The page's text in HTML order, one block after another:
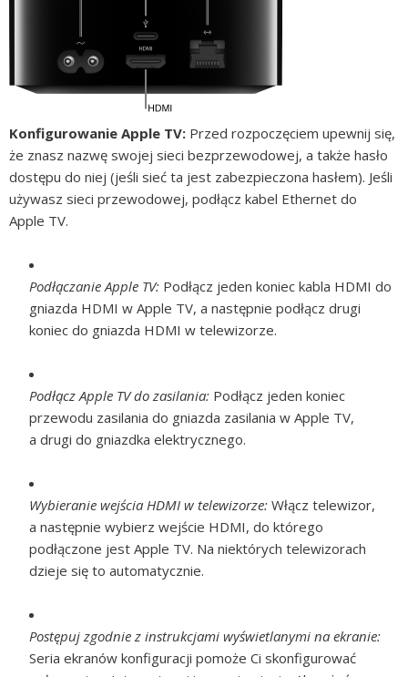
Konfigurowanie Apple TV: Przed rozpoczęciem upewnij się,
że znasz nazwę swojej sieci bezprzewodowej, a także hasło
dostępu do niej (jeśli sieć ta jest zabezpieczona hasłem). Jeśli
używasz sieci przewodowej, podłącz kabel Ethernet do
Apple TV.
Podłączanie Apple TV: Podłącz jeden koniec kabla HDMI do
gniazda HDMI w Apple TV, a następnie podłącz drugi
koniec do gniazda HDMI w telewizorze.
Podłącz Apple TV do zasilania: Podłącz jeden koniec
przewodu zasilania do gniazda zasilania w Apple TV,
a drugi do gniazdka elektrycznego.
Wybieranie wejścia HDMI w telewizorze: Włącz telewizor,
a następnie wybierz wejście HDMI, do którego
podłączone jest Apple TV. Na niektórych telewizorach
dzieje się to automatycznie.
Postępuj zgodnie z instrukcjami wyświetlanymi na ekranie:
Seria ekranów konfiguracji pomoże Ci skonfigurować